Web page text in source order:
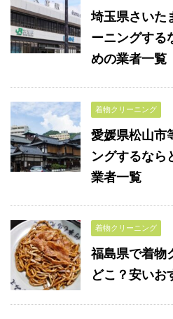
埼玉県さいた
ーニングする
めの業者一覧
着物クリーニング
愛媛県松山市
ングするなら
業者一覧
着物クリーニング
福島県で着物
どこ？安いお